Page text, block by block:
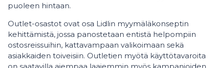
puoleen hintaan.
Outlet-osastot ovat osa Lidlin myymäläkonseptin
kehittämistä, jossa panostetaan entistä helpompiin
ostosreissuihin, kattavampaan valikoimaan sekä
asiakkaiden toiveisiin. Outletien myötä käyttötavaroita